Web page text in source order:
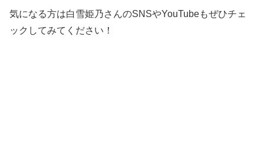
気になる方は白雪姫乃さんのSNSやYouTubeもぜひチェ
ックしてみてください！